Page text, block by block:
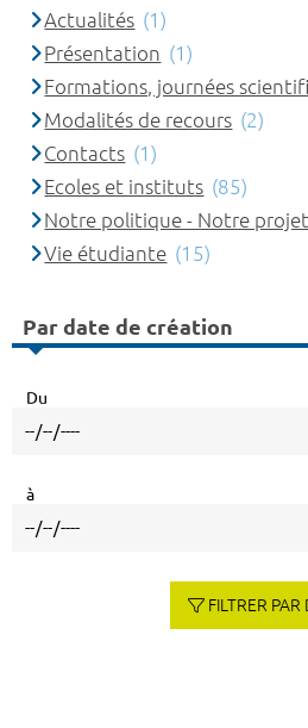
Actualités (1)
Présentation (1)
Formations, journées
Modalités de recours (2)
Contacts (1)
Ecoles et instituts (85)
Notre politique - Notre
Vie étudiante (15)
Par date de création
Du
à
FILTRER PAR